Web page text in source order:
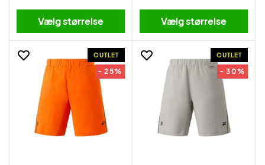
Vælg størrelse Vælg størrelse
OUTLET
- 25%
OUTLET
- 30%